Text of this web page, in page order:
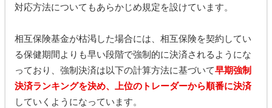
対応方法についてもあらかじめ規定を設けています。
相互保険基金が枯渇した場合には、相互保険を契約してい
る保健期間よりも早い段階で強制的に決済されるようにな
っており、強制決済は以下の計算方法に基づいて早期強制
決済ランキングを決め、上位のトレーダーから順番に決済
していくようになっています。